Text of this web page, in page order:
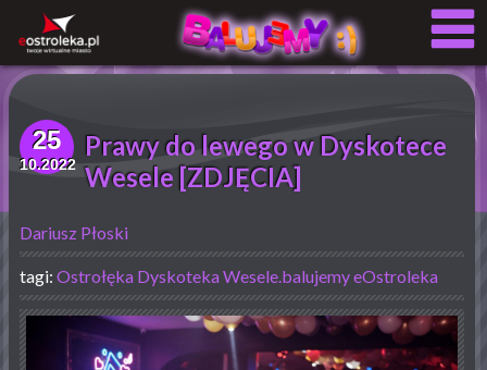
25
10.2022
Prawy do lewego w Dyskotece
Wesele [ZDJĘCIA]
Dariusz Płoski
tagi: Ostrołęka Dyskoteka Wesele.balujemy eOstroleka